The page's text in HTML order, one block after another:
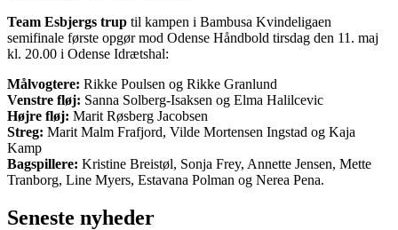
Team Esbjergs trup til kampen i Bambusa Kvindeligaen
semifinale første opgør mod Odense Håndbold tirsdag den 11. maj
kl. 20.00 i Odense Idrætshal:
Målvogtere: Rikke Poulsen og Rikke Granlund
Venstre fløj: Sanna Solberg-Isaksen og Elma Halilcevic
Højre fløj: Marit Røsberg Jacobsen
Streg: Marit Malm Frafjord, Vilde Mortensen Ingstad og Kaja
Kamp
Bagspillere: Kristine Breistøl, Sonja Frey, Annette Jensen, Mette
Tranborg, Line Myers, Estavana Polman og Nerea Pena.
Seneste nyheder